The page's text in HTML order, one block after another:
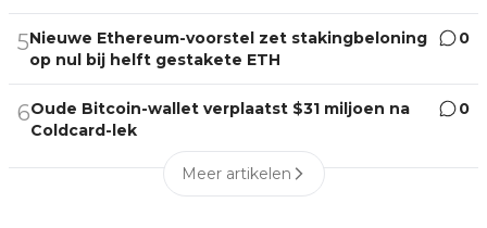
5Nieuwe Ethereum-voorstel zet stakingbeloning
op nul bij helft gestakete ETH
0
6Oude Bitcoin-wallet verplaatst $31 miljoen na
Coldcard-lek
0
Meer artikelen